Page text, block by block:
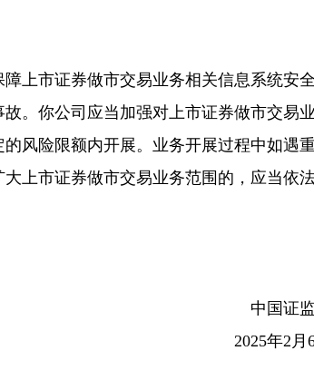
上市证券做市交易业务相关信息系统安
。你公司应当加强对上市证券做市交易
风险限额内开展。业务开展过程中如遇
上市证券做市交易业务范围的，应当依
中国证
2025年2月